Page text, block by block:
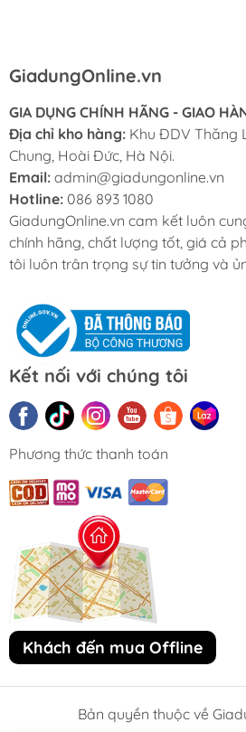
GiadungOnline.vn
GIA DỤNG CHÍNH HÃNG - GIAO
Địa chỉ kho hàng: Khu ĐDV Thăng
Chung, Hoài Đức, Hà Nội.
Email: admin@giadungonline.vn
Hotline: 086 893 1080
GiadungOnline.vn cam kết luôn
chính hãng, chất lượng tốt, giá cả
tôi luôn trân trọng sự tin tưởng và
Kết nối với chúng tôi
Phương thức thanh toán
Khách đến mua Offline
Bản quyền thuộc về